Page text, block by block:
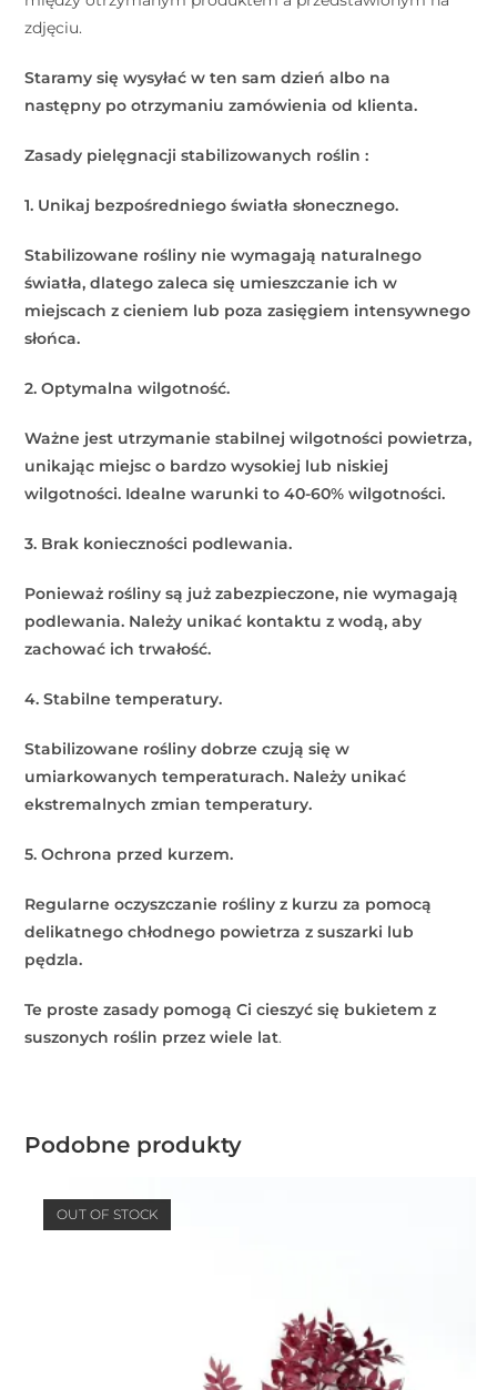
zdjęciu.
Staramy się wysyłać w ten sam dzień albo na
następny po otrzymaniu zamówienia od klienta.
Zasady pielęgnacji stabilizowanych roślin :
1. Unikaj bezpośredniego światła słonecznego.
Stabilizowane rośliny nie wymagają naturalnego
światła, dlatego zaleca się umieszczanie ich w
miejscach z cieniem lub poza zasięgiem intensywnego
słońca.
2. Optymalna wilgotność.
Ważne jest utrzymanie stabilnej wilgotności powietrza,
unikając miejsc o bardzo wysokiej lub niskiej
wilgotności. Idealne warunki to 40-60% wilgotności.
3. Brak konieczności podlewania.
Ponieważ rośliny są już zabezpieczone, nie wymagają
podlewania. Należy unikać kontaktu z wodą, aby
zachować ich trwałość.
4. Stabilne temperatury.
Stabilizowane rośliny dobrze czują się w
umiarkowanych temperaturach. Należy unikać
ekstremalnych zmian temperatury.
5. Ochrona przed kurzem.
Regularne oczyszczanie rośliny z kurzu za pomocą
delikatnego chłodnego powietrza z suszarki lub
pędzla.
Te proste zasady pomogą Ci cieszyć się bukietem z
suszonych roślin przez wiele lat.
Podobne produkty
OUT OF STOCK